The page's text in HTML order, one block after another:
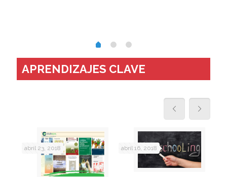
APRENDIZAJES CLAVE
abril 23, 2018 abril 16, 2018